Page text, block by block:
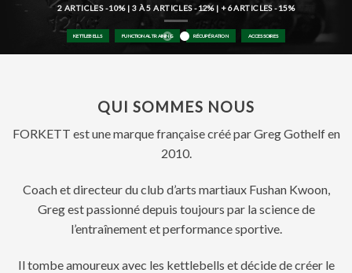
2 ARTICLES -10% | 3 À 5 ARTICLES -12% | +6 ARTICLES -15%
KETTLEBELLS FUNCTIONAL TRAINING RÉCUPÉRATION ACCESSOIRES
QUI SOMMES NOUS
FORKETT est une marque française créé par Greg Gothelf en
2010.
Coach et directeur du club d’arts martiaux Fushan Kwoon,
Greg est passionné depuis toujours par la science de
l’entraînement et performance sportive.
Il tombe amoureux avec les kettlebells et décide de créer le